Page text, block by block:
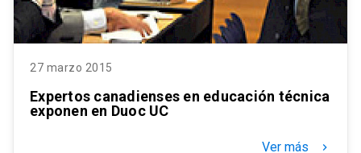
27 marzo 2015
Expertos canadienses en educación técnica
exponen en Duoc UC
Ver más keyboard_arrow_right